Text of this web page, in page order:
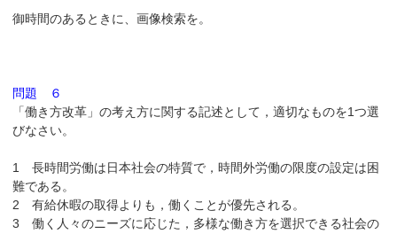
御時間のあるときに、画像検索を。
問題 ６
「働き方改革」の考え方に関する記述として，適切なものを1つ選
びなさい。
1 長時間労働は日本社会の特質で，時間外労働の限度の設定は困
難である。
2 有給休暇の取得よりも，働くことが優先される。
3 働く人々のニーズに応じた，多様な働き方を選択できる社会の